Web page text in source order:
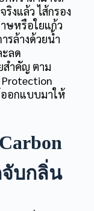
งแล้ว ไส้กรอง
ษหรือใยแก้ว
รล้างด้วยน้ำ
ะลด
สำคัญ ตาม
อกแบบมาให้
บกลิ่น